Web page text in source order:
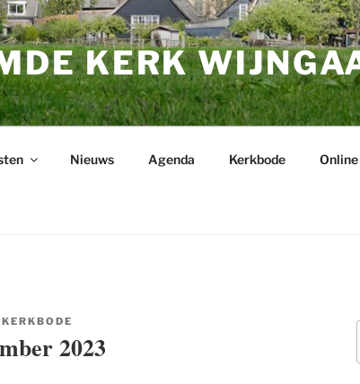
KERK
Nieuws Agenda Kerkbode
KERKBODE
2023